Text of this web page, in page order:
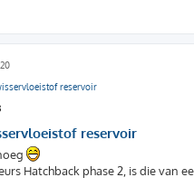
reservoir
reservoir
Hatchback phase 2, is die van